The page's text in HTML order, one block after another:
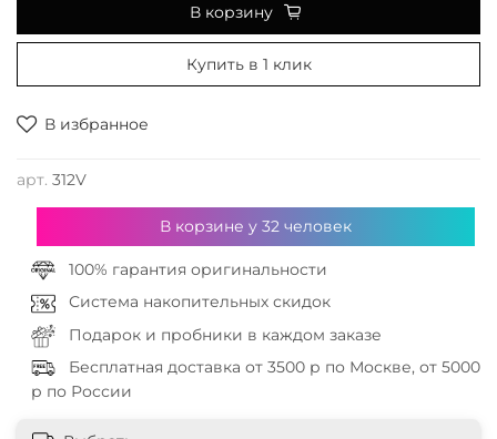
В избранное
арт. 312V
В корзину
Купить в 1 клик
В корзине у 32человек
100% гарантия оригинальности
Система накопительных скидок
Подарок и пробники в каждом заказе
Бесплатная доставка от 3500 р по Москве, от 5000
р по России